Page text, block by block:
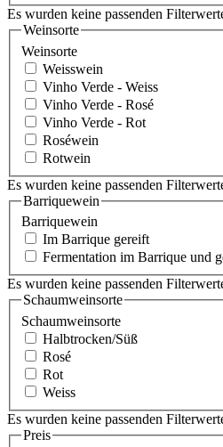
Es wurden keine passenden
Weinsorte
Weinsorte
Weisswein
Vinho Verde - Weiss
Vinho Verde - Rosé
Vinho Verde - Rot
Roséwein
Rotwein
Es wurden keine passenden
Barriquewein
Barriquewein
Im Barrique gereift
Fermentation im Barrique und
Es wurden keine passenden
Schaumweinsorte
Schaumweinsorte
Halbtrocken/Süß
Rosé
Rot
Weiss
Es wurden keine passenden
Preis